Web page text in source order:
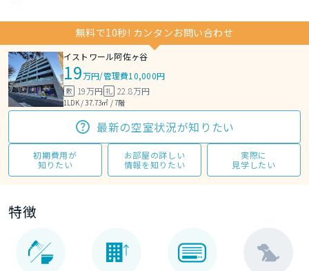
無料で10秒! カンタンお問い合わせ
イストワール阿佐ヶ谷
19万円/管理費10,000円
敷 19万円 礼 22.8万円
1LDK / 37.73㎡ / 7階
最新の空室状況が知りたい
初期費用が
知りたい
お部屋の詳しい
情報を知りたい
実際に
見学したい
特徴